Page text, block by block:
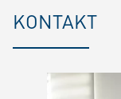
KONTAKT